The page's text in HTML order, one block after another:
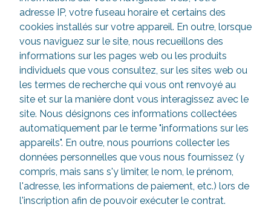
adresse IP, votre fuseau horaire et certains des
cookies installés sur votre appareil. En outre, lorsque
vous naviguez sur le site, nous recueillons des
informations sur les pages web ou les produits
individuels que vous consultez, sur les sites web ou
les termes de recherche qui vous ont renvoyé au
site et sur la manière dont vous interagissez avec le
site. Nous désignons ces informations collectées
automatiquement par le terme "informations sur les
appareils". En outre, nous pourrions collecter les
données personnelles que vous nous fournissez (y
compris, mais sans s'y limiter, le nom, le prénom,
l'adresse, les informations de paiement, etc.) lors de
l'inscription afin de pouvoir exécuter le contrat.